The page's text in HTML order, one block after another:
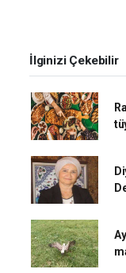
İlginizi Çekebilir